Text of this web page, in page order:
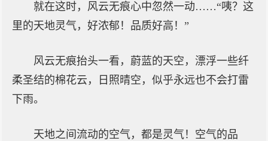
就在这时，风云无痕心中忽然一动……“咦？这
里的天地灵气，好浓郁！品质好高！”
风云无痕抬头一看，蔚蓝的天空，漂浮一些纤
柔圣结的棉花云，日照晴空，似乎永远也不会打雷
下雨。
天地之间流动的空气，都是灵气！空气的品